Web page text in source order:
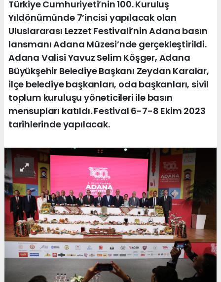
Türkiye Cumhuriyeti’nin 100. Kuruluş
Yıldönümünde 7’incisi yapılacak olan
Uluslararası Lezzet Festivali’nin Adana basın
lansmanı Adana Müzesi’nde gerçekleştirildi.
Adana Valisi Yavuz Selim Köşger, Adana
Büyükşehir Belediye Başkanı Zeydan Karalar,
ilçe belediye başkanları, oda başkanları, sivil
toplum kuruluşu yöneticileri ile basın
mensupları katıldı. Festival 6-7-8 Ekim 2023
tarihlerinde yapılacak.